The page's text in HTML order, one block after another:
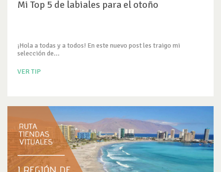
Mi Top 5 de labiales para el otoño
¡Hola a todas y a todos! En este nuevo post les traigo mi
selección de...
VER TIP